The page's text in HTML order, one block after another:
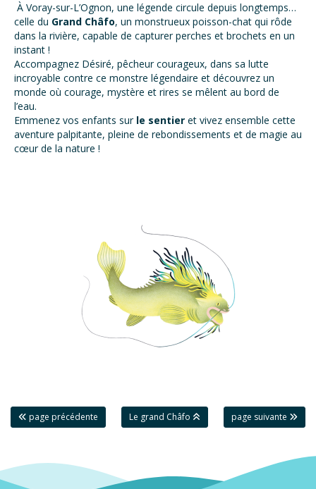
À Voray-sur-L’Ognon, une légende circule depuis longtemps…
celle du Grand Châfo, un monstrueux poisson-chat qui rôde
dans la rivière, capable de capturer perches et brochets en un
instant !
Accompagnez Désiré, pêcheur courageux, dans sa lutte
incroyable contre ce monstre légendaire et découvrez un
monde où courage, mystère et rires se mêlent au bord de
l’eau.
Emmenez vos enfants sur le sentier et vivez ensemble cette
aventure palpitante, pleine de rebondissements et de magie au
cœur de la nature !
page précédente Le grand Châfo page suivante